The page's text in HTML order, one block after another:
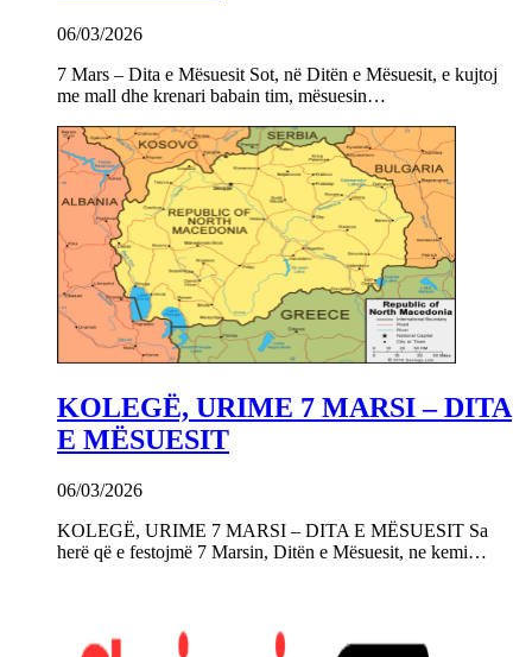
06/03/2026
7 Mars – Dita e Mësuesit Sot, në Ditën e Mësuesit, e kujtoj
me mall dhe krenari babain tim, mësuesin…
KOLEGË, URIME 7 MARSI – DITA
E MËSUESIT
06/03/2026
KOLEGË, URIME 7 MARSI – DITA E MËSUESIT Sa
herë që e festojmë 7 Marsin, Ditën e Mësuesit, ne kemi…